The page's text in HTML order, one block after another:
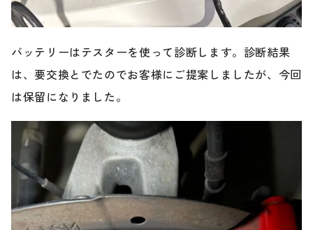
バッテリーはテスターを使って診断します。診断結果
は、要交換とでたのでお客様にご提案しましたが、今回
は保留になりました。